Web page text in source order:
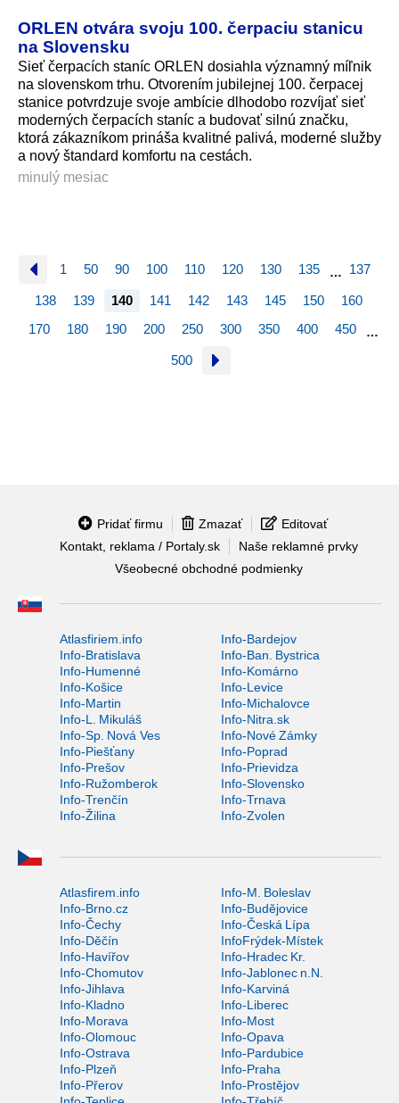
ORLEN otvára svoju 100. čerpaciu stanicu
na Slovensku
Sieť čerpacích staníc ORLEN dosiahla významný míľnik
na slovenskom trhu. Otvorením jubilejnej 100. čerpacej
stanice potvrdzuje svoje ambície dlhodobo rozvíjať sieť
moderných čerpacích staníc a budovať silnú značku,
ktorá zákazníkom prináša kvalitné palivá, moderné služby
a nový štandard komfortu na cestách.
minulý mesiac
1 50 90 100 110 120 130 135 … 137
138 139 140 141 142 143 145 150
160
170
180 190 200 250 300 350 400 450 …
500
Pridať firmu Zmazať
Editovať
Kontakt, reklama / Portaly.sk
Naše reklamné prvky
Všeobecné obchodné podmienky
Atlasfiriem.info
Info-Bardejov
Info-Bratislava
Info-Ban. Bystrica
Info-Humenné
Info-Komárno
Info-Košice
Info-Levice
Info-Martin
Info-Michalovce
Info-L. Mikuláš
Info-Nitra.sk
Info-Sp. Nová Ves
Info-Nové Zámky
Info-Piešťany
Info-Poprad
Info-Prešov
Info-Prievidza
Info-Ružomberok
Info-Slovensko
Info-Trenčín
Info-Trnava
Info-Žilina
Info-Zvolen
Atlasfirem.info
Info-M. Boleslav
Info-Brno.cz
Info-Budějovice
Info-Čechy
Info-Česká Lípa
Info-Děčín
InfoFrýdek-Místek
Info-Havířov
Info-Hradec Kr.
Info-Chomutov
Info-Jablonec n.N.
Info-Jihlava
Info-Karviná
Info-Kladno
Info-Liberec
Info-Morava
Info-Most
Info-Olomouc
Info-Opava
Info-Ostrava
Info-Pardubice
Info-Plzeň
Info-Praha
Info-Přerov
Info-Prostějov